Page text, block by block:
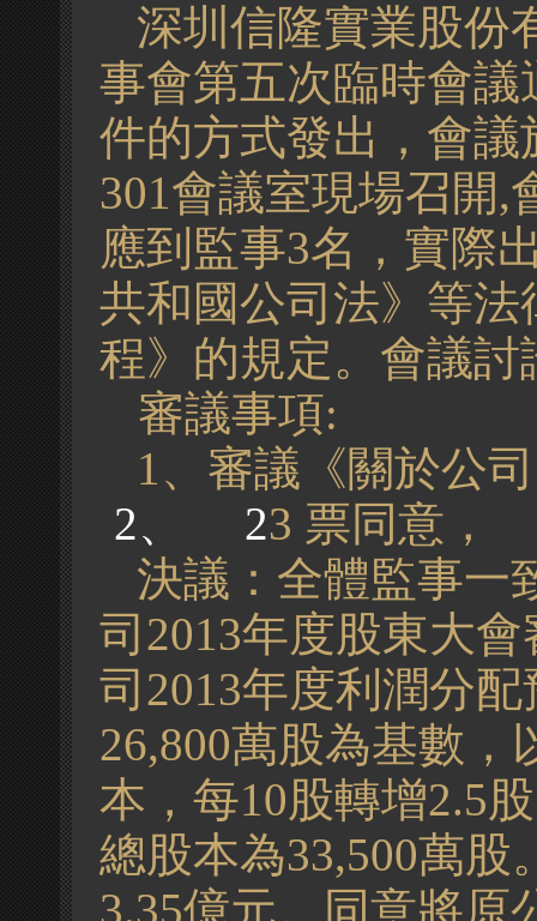
深圳信隆實業股份
事會第五次臨時會議
件的方式發出， 會議
301會議室現場召開,
應到監事3名，實際
共和國公司法》等
程》的規定。會議
審議事項:
1、 審議《關於公
2、 23 票同意
決議 ：全體監事
司2013年度股東大
司 2013年度利潤分
26,800萬股為基數
本，每10股轉增2.5
總股本為33,500萬
3.35億元。同意將原